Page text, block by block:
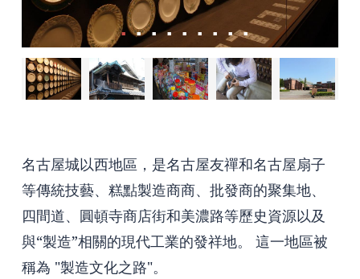
名古屋城以西地區，是名古屋友禪和名古屋扇子
等傳統技藝、糕點製造商商、批發商的聚集地、
四間道、圓頓寺商店街和美濃路等歷史資源以及
與“製造”相關的現代工業的發祥地。 這一地區被
稱為 "製造文化之路"。